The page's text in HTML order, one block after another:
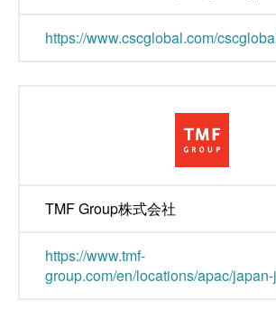
https://www.cscglobal.com/
TMF Group株式会社
https://www.tmf-
group.com/en/locations/apac/